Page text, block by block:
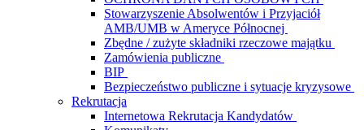
Stowarzyszenie Absolwentów i Przyjaciół
AMB/UMB w Ameryce Północnej
Zbędne / zużyte składniki rzeczowe majątku
Zamówienia publiczne
BIP
Bezpieczeństwo publiczne i sytuacje kryzysowe
Rekrutacja
Internetowa Rekrutacja Kandydatów